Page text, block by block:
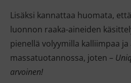
Lisäksi kannattaa huomata,
luonnon raaka-aineiden
pienellä volyymilla kalliimpaa
massatuotannossa, joten –
arvoinen!